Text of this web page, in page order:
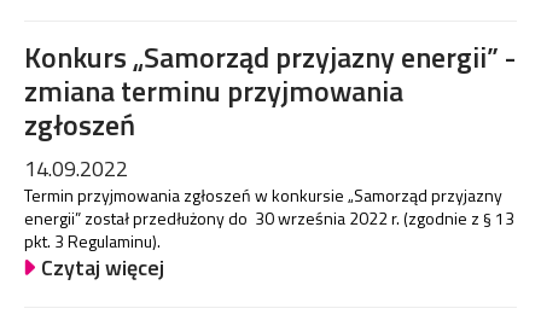
Konkurs „Samorząd przyjazny energii” -
zmiana terminu przyjmowania
zgłoszeń
14.09.2022
Termin przyjmowania zgłoszeń w konkursie „Samorząd przyjazny
energii” został przedłużony do 30 września 2022 r. (zgodnie z § 13
pkt. 3 Regulaminu).
Czytaj więcej